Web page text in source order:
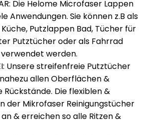
Die Helome Microfaser Lappen
Anwendungen. Sie können z.B als
Putzlappen Bad, Tücher für
Putztücher oder als Fahrrad
werden.
Unsere streifenfreie Putztücher
allen Oberflächen &
Rückstände. Die flexiblen &
der Mikrofaser Reinigungstücher
& erreichen so alle Ritzen &